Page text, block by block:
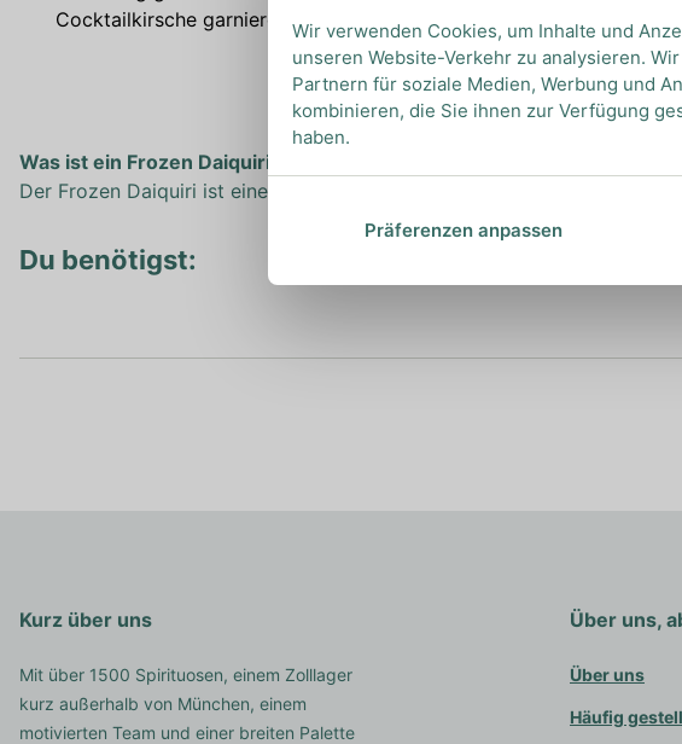
Cocktailkirsche garnieren.
Was ist ein Frozen Daiquiri?
Der Frozen Daiquiri ist eine sehr beliebte Variante des Daiquiri. Alles
Du benötigst:
Kurz über uns
Mit über 1500 Spirituosen, einem Zolllager
kurz außerhalb von München, einem
motivierten Team und einer breiten Palette
Über uns,
Über uns
Häufig
Wir verwenden Cookies, um Inhalte und
unseren Website-Verkehr zu analysieren.
Partnern für soziale Medien, Werbung und
kombinieren, die Sie ihnen zur Verfügung
haben.
Präferenzen anpassen